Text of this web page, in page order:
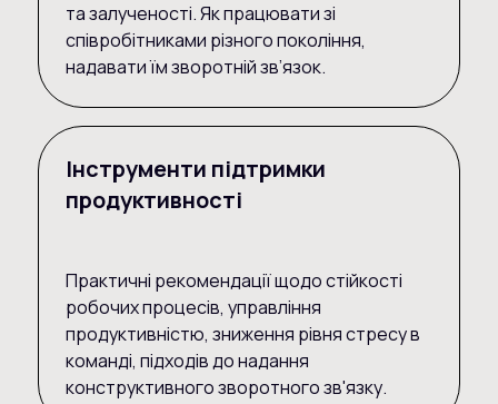
та залученості. Як працювати зі
співробітниками різного покоління,
надавати їм зворотній зв’язок.
Інструменти підтримки
продуктивності
Практичні рекомендації щодо стійкості
робочих процесів, управління
продуктивністю, зниження рівня стресу в
команді, підходів до надання
конструктивного зворотного зв'язку.